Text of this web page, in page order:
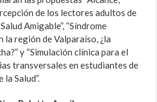
de los lectores adultos de
Amigable”, “Síndrome
la región de Valparaíso, ¿la
y “Simulación clínica para el
transversales en estudiantes de
la Salud”.